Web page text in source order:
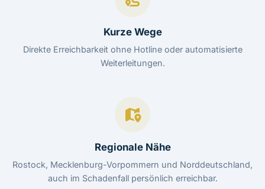
Kurze Wege
Direkte Erreichbarkeit ohne Hotline oder automatisierte
Weiterleitungen.
Regionale Nähe
Rostock, Mecklenburg-Vorpommern und Norddeutschland,
auch im Schadenfall persönlich erreichbar.